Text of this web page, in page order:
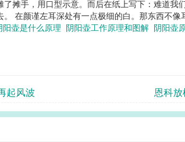
摊手，用口型示意。而后在纸上写下：难道我
在颜谨左耳深处有一点极细的白。那东西不
阳壶是什么原理 阴阳壶工作原理和图解 阴阳壶
起风波 恩科放